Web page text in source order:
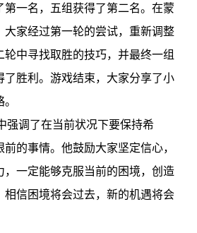
第一名，五组获得了第二名。在蒙
大家经过第一轮的尝试，重新调整
中寻找取胜的技巧，并最终一组
了胜利。游戏结束，大家分享了小
调了在当前状况下要保持希
的事情。他鼓励大家坚定信心，
，一定能够克服当前的困境，创造
相信困境将会过去，新的机遇将会